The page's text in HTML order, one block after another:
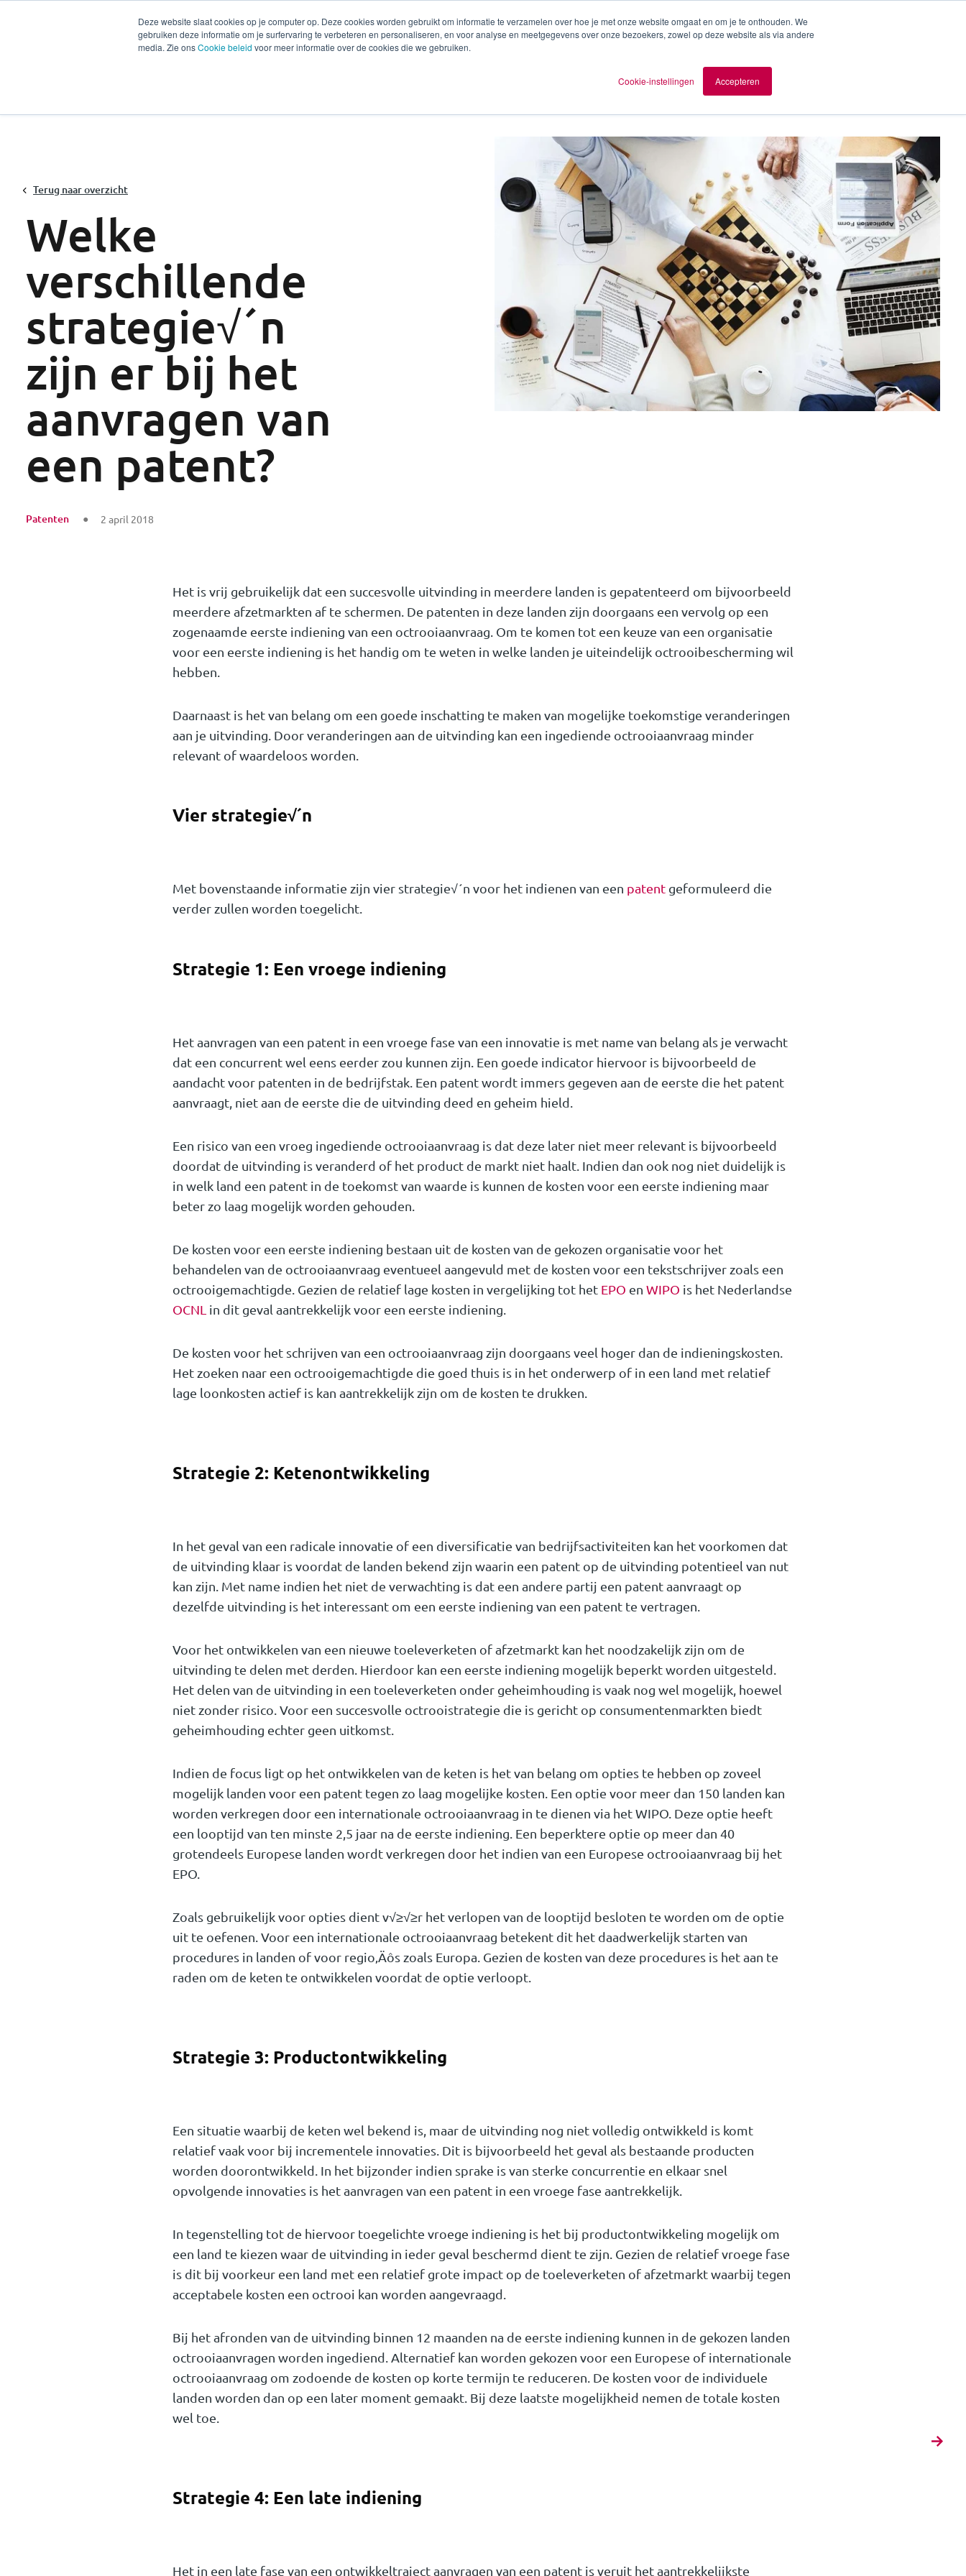
Deze website slaat cookies op je computer op. Deze cookies worden gebruikt om informatie te verzamelen over hoe je met onze website omgaat en om je te onthouden. We
gebruiken deze informatie om je surfervaring te verbeteren en personaliseren, en voor analyse en meetgegevens over onze bezoekers, zowel op deze website als via andere
media. Zie onsCookie beleid voor meer informatie over de cookies die we gebruiken.
Cookie-instellingen Accepteren
Diensten Sectoren Experts
Terug naar overzicht
Welke
verschillende
strategie√´n
zijn er bij het
aanvragen van
een patent?
Patenten 2 april 2018
Het is vrij gebruikelijk dat een succesvolle uitvinding in meerdere landen is gepatenteerd om bijvoorbeeld
meerdere afzetmarkten af te schermen. De patenten in deze landen zijn doorgaans een vervolg op een
zogenaamde eerste indiening van een octrooiaanvraag. Om te komen tot een keuze van een organisatie
voor een eerste indiening is het handig om te weten in welke landen je uiteindelijk octrooibescherming wil
hebben.
Daarnaast is het van belang om een goede inschatting te maken van mogelijke toekomstige veranderingen
aan je uitvinding. Door veranderingen aan de uitvinding kan een ingediende octrooiaanvraag minder
relevant of waardeloos worden.
Vier strategie√´n
Met bovenstaande informatie zijn vier strategie√´n voor het indienen van een patentgeformuleerd die
verder zullen worden toegelicht.
Strategie 1: Een vroege indiening
Het aanvragen van een patent in een vroege fase van een innovatie is met name van belang als je verwacht
dat een concurrent wel eens eerder zou kunnen zijn. Een goede indicator hiervoor is bijvoorbeeld de
aandacht voor patenten in de bedrijfstak. Een patent wordt immers gegeven aan de eerste die het patent
aanvraagt, niet aan de eerste die de uitvinding deed en geheim hield.
Een risico van een vroeg ingediende octrooiaanvraag is dat deze later niet meer relevant is bijvoorbeeld
doordat de uitvinding is veranderd of het product de markt niet haalt. Indien dan ook nog niet duidelijk is
in welk land een patent in de toekomst van waarde is kunnen de kosten voor een eerste indiening maar
beter zo laag mogelijk worden gehouden.
De kosten voor een eerste indiening bestaan uit de kosten van de gekozen organisatie voor het
behandelen van de octrooiaanvraag eventueel aangevuld met de kosten voor een tekstschrijver zoals een
octrooigemachtigde. Gezien de relatief lage kosten in vergelijking tot het EPO en WIPO is het Nederlandse
OCNL in dit geval aantrekkelijk voor een eerste indiening.
De kosten voor het schrijven van een octrooiaanvraag zijn doorgaans veel hoger dan de indieningskosten.
Het zoeken naar een octrooigemachtigde die goed thuis is in het onderwerp of in een land met relatief
lage loonkosten actief is kan aantrekkelijk zijn om de kosten te drukken.
Strategie 2: Ketenontwikkeling
In het geval van een radicale innovatie of een diversificatie van bedrijfsactiviteiten kan het voorkomen dat
de uitvinding klaar is voordat de landen bekend zijn waarin een patent op de uitvinding potentieel van nut
kan zijn. Met name indien het niet de verwachting is dat een andere partij een patent aanvraagt op
dezelfde uitvinding is het interessant om een eerste indiening van een patent te vertragen.
Voor het ontwikkelen van een nieuwe toeleverketen of afzetmarkt kan het noodzakelijk zijn om de
uitvinding te delen met derden. Hierdoor kan een eerste indiening mogelijk beperkt worden uitgesteld.
Het delen van de uitvinding in een toeleverketen onder geheimhouding is vaak nog wel mogelijk, hoewel
niet zonder risico. Voor een succesvolle octrooistrategie die is gericht op consumentenmarkten biedt
geheimhouding echter geen uitkomst.
Indien de focus ligt op het ontwikkelen van de keten is het van belang om opties te hebben op zoveel
mogelijk landen voor een patent tegen zo laag mogelijke kosten. Een optie voor meer dan 150 landen kan
worden verkregen door een internationale octrooiaanvraag in te dienen via het WIPO. Deze optie heeft
een looptijd van ten minste 2,5 jaar na de eerste indiening. Een beperktere optie op meer dan 40
grotendeels Europese landen wordt verkregen door het indien van een Europese octrooiaanvraag bij het
EPO.
Zoals gebruikelijk voor opties dient v√≥√≥r het verlopen van de looptijd besloten te worden om de optie
uit te oefenen. Voor een internationale octrooiaanvraag betekent dit het daadwerkelijk starten van
procedures in landen of voor regio‚Äôs zoals Europa. Gezien de kosten van deze procedures is het aan te
raden om de keten te ontwikkelen voordat de optie verloopt.
Strategie 3: Productontwikkeling
Een situatie waarbij de keten wel bekend is, maar de uitvinding nog niet volledig ontwikkeld is komt
relatief vaak voor bij incrementele innovaties. Dit is bijvoorbeeld het geval als bestaande producten
worden doorontwikkeld. In het bijzonder indien sprake is van sterke concurrentie en elkaar snel
opvolgende innovaties is het aanvragen van een patent in een vroege fase aantrekkelijk.
In tegenstelling tot de hiervoor toegelichte vroege indiening is het bij productontwikkeling mogelijk om
een land te kiezen waar de uitvinding in ieder geval beschermd dient te zijn. Gezien de relatief vroege fase
is dit bij voorkeur een land met een relatief grote impact op de toeleverketen of afzetmarkt waarbij tegen
acceptabele kosten een octrooi kan worden aangevraagd.
Bij het afronden van de uitvinding binnen 12 maanden na de eerste indiening kunnen in de gekozen landen
octrooiaanvragen worden ingediend. Alternatief kan worden gekozen voor een Europese of internationale
octrooiaanvraag om zodoende de kosten op korte termijn te reduceren. De kosten voor de individuele
landen worden dan op een later moment gemaakt. Bij deze laatste mogelijkheid nemen de totale kosten
wel toe.
Strategie 4: Een late indiening
Het in een late fase van een ontwikkeltraject aanvragen van een patent is veruit het aantrekkelijkste